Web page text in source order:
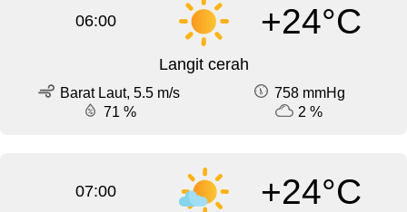
06:00 +24°C
Langit cerah
Barat Laut, 5.5 m/s
758 mmHg
71 %
2 %
07:00 +24°C